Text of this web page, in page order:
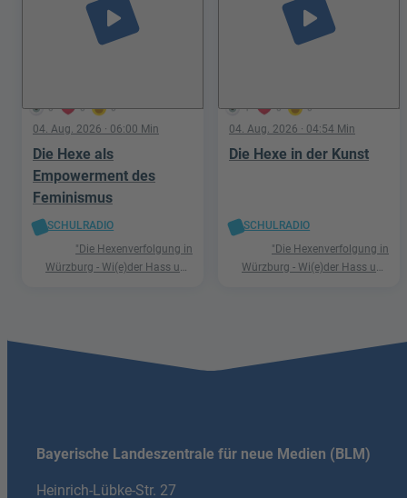
0 0 0
play_arrow
04. Aug. 2026 · 06:00 Min
Die Hexe als
Empowerment des
Feminismus
SCHULRADIO
"Die Hexenverfolgung in
Würzburg - Wi(e)der Hass und
1 0 0
play_arrow
04. Aug. 2026 · 04:54 Min
Die Hexe in der Kunst
SCHULRADIO
"Die Hexenverfolgung in
Würzburg - Wi(e)der Hass und
Bayerische Landeszentrale für neue Medien (BLM)
Heinrich-Lübke-Str. 27